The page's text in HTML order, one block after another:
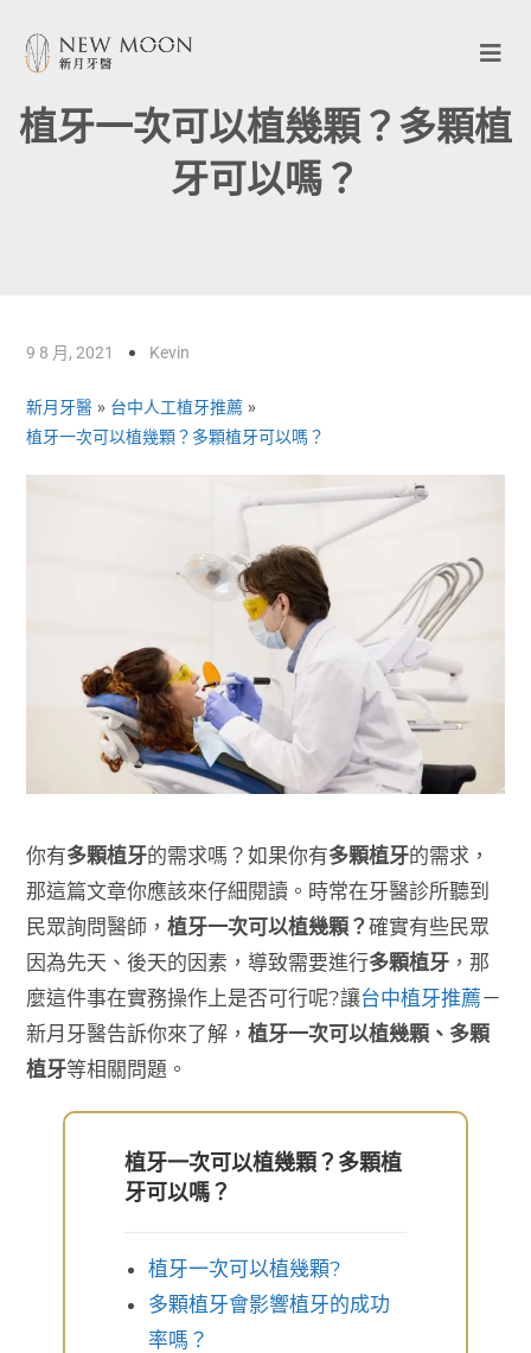
植牙一次可以植幾顆？多顆植
牙可以嗎？
9 8 月, 2021 Kevin
新月牙醫 » 台中人工植牙推薦 »
植牙一次可以植幾顆？多顆植牙可以嗎？
你有多顆植牙的需求嗎？如果你有多顆植牙的需求，
那這篇文章你應該來仔細閱讀。時常在牙醫診所聽到
民眾詢問醫師，植牙一次可以植幾顆？確實有些民眾
因為先天、後天的因素，導致需要進行多顆植牙 ，那
麼這件事在實務操作上是否可行呢?讓台中植牙推薦－
新月牙醫告訴你來了解，植牙一次可以植幾顆、多顆
植牙等相關問題。
植牙一次可以植幾顆？多顆植
牙可以嗎？
植牙一次可以植幾顆?
多顆植牙會影響植牙的成功
率嗎？